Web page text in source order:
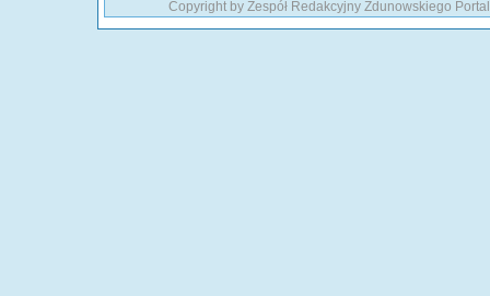
Copyright by Zespół Redakcyjny Zdunowskiego